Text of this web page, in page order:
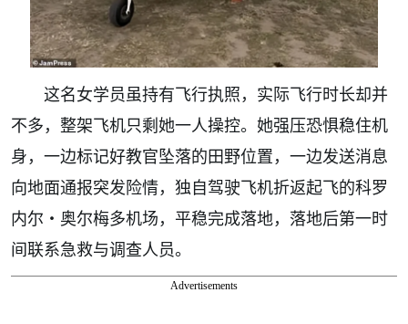
这名女学员虽持有飞行执照，实际飞行时长却并
不多，整架飞机只剩她一人操控。她强压恐惧稳住机
身，一边标记好教官坠落的田野位置，一边发送消息
向地面通报突发险情，独自驾驶飞机折返起飞的科罗
内尔・奥尔梅多机场，平稳完成落地，落地后第一时
间联系急救与调查人员。
Advertisements